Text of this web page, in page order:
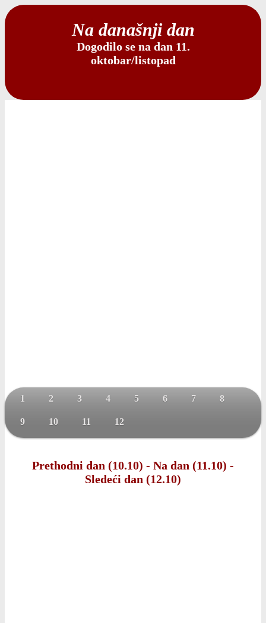
Na današnji dan
Dogodilo se na dan 11.
oktobar/listopad
1 2 3 4 5 6 7 8
9 10 11 12
Prethodni dan (10.10) - Na dan (11.10) -
Sledeći dan (12.10)